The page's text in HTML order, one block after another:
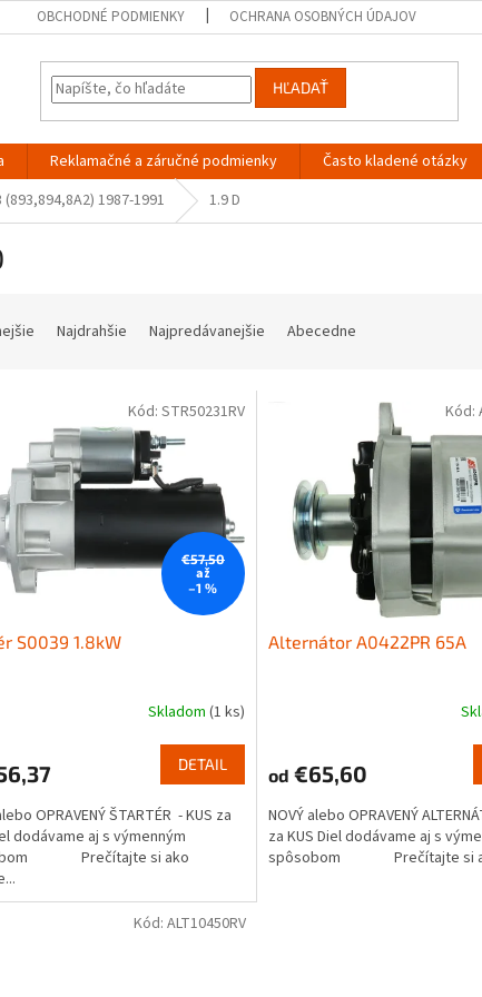
OBCHODNÉ PODMIENKY OCHRANA OSOBNÝCH ÚDAJOV
HĽADAŤ
Reklamačné a záručné podmienky Často kladené otázky
(893,894,8A2) 1987-1991 1.9 D
Najdrahšie Najpredávanejšie Abecedne
€57,50
až
–1 %
S0039 1.8kW
Skladom (1 ks)
DETAIL
OPRAVENÝ ŠTARTÉR - KUS za
dodávame aj s výmenným
Prečítajte si ako
Kód: STR50231RV
Alternátor A0422PR 65A
od €65,60
NOVÝ alebo OPRAVENÝ
za KUS Diel dodávame aj s
spôsobom Prečítajte si
Kód:
Kód: ALT10450RV